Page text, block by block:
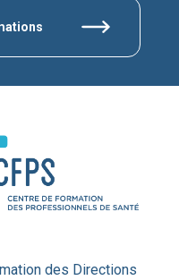
des Directions